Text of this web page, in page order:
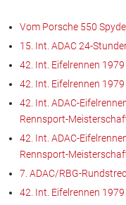
Vom Porsche 550
15. Int. ADAC 24-
42. Int. Eifelrennen
42. Int. Eifelrennen
42. Int. ADAC-
Rennsport-
42. Int. ADAC-
Rennsport-
7. ADAC/RBG-
42. Int. Eifelrennen